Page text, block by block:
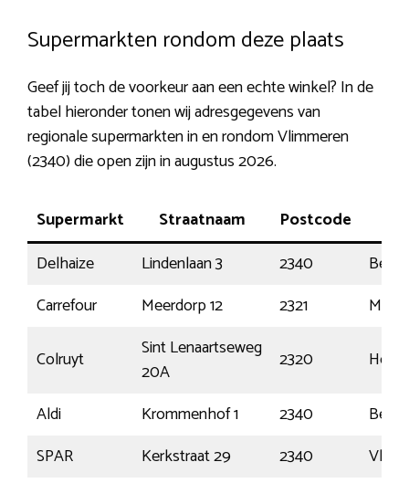
Supermarkten rondom deze plaats
Geef jij toch de voorkeur aan een echte winkel? In de
tabel hieronder tonen wij adresgegevens van
regionale supermarkten in en rondom Vlimmeren
(2340) die open zijn in augustus 2026.
Supermarkt Straatnaam Postcode
Delhaize
Lindenlaan 3 2340
Carrefour
Meerdorp 12 2321
Meer
Colruyt
Sint Lenaartseweg
20A
2320
Aldi
Krommenhof 1 2340
SPAR
Kerkstraat 29 2340